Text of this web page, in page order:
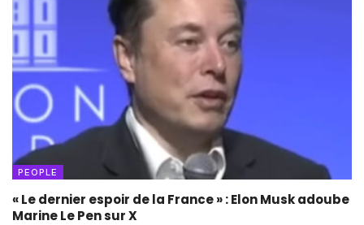
PEOPLE
« Le dernier espoir de la France » : Elon Musk adoube
Marine Le Pen sur X